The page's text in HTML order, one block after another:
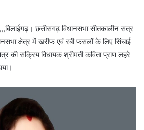
छत्तीसगढ़ विधानसभा सीतकालीन सत्र
क्षेत्र में खरीफ एवं रबी फसलों के लिए सिंचाई
की सक्रिय विधायक श्रीमती कविता प्राण लहरे